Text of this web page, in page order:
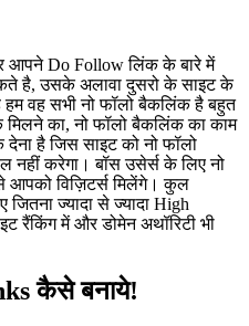
आपने Do Follow लिंक के बारे में
है, उसके अलावा दुसरो के साइट के
वह सभी नो फॉलो बैकलिंक है बहुत
मिलने का, नो फॉलो बैकलिंक का काम
है जिस साइट को नो फॉलो
करेगा। बॉस उसेर्स के लिए नो
आपको विज़िटर्स मिलेंगे। कुल
ज्यादा से ज्यादा High
रैंकिंग में और डोमेन अथॉरिटी भी
कैसे बनाये!